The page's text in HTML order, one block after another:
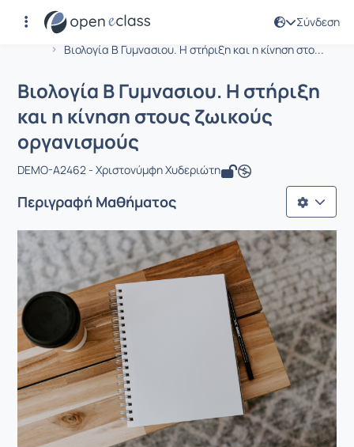
Σύνδεση
Αρχική Σελίδα
Βιολογία Β Γυμνασιου. Η στήριξη και η κίνηση στο...
Μάθημα : Βιολογία Β Γυμνασιου. Η
Βιολογία Β Γυμνασιου. Η στήριξη
και η κίνηση στους ζωικούς
οργανισμούς
DEMO-A2462 - Χριστονύμφη Χυδεριώτη
Περιγραφή Μαθήματος